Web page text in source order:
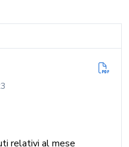
relativi al mese